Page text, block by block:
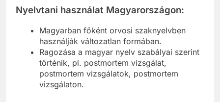
Nyelvtani használat Magyarországon:
Magyarban főként orvosi szaknyelvben
használják változatlan formában.
Ragozása a magyar nyelv szabályai szerint
történik, pl. postmortem vizsgálat,
postmortem vizsgálatok, postmortem
vizsgálaton.